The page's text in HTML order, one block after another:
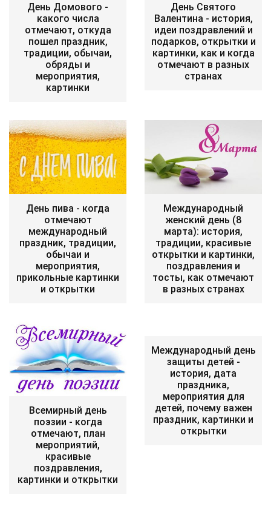
День Домового -
какого числа
отмечают, откуда
пошел праздник,
традиции, обычаи,
обряды и
мероприятия,
картинки
День Святого
Валентина - история,
идеи поздравлений и
подарков, открытки и
картинки, как и когда
отмечают в разных
странах
День пива - когда
отмечают
международный
праздник, традиции,
обычаи и
мероприятия,
прикольные картинки
и открытки
Международный
женский день (8
марта): история,
традиции, красивые
открытки и картинки,
поздравления и
тосты, как отмечают
в разных странах
Всемирный день
поэзии - когда
отмечают, план
мероприятий,
красивые
поздравления,
картинки и открытки
Международный день
защиты детей -
история, дата
праздника,
мероприятия для
детей, почему важен
праздник, картинки и
открытки